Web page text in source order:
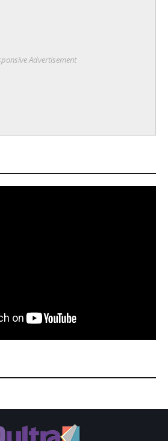
Advertisement